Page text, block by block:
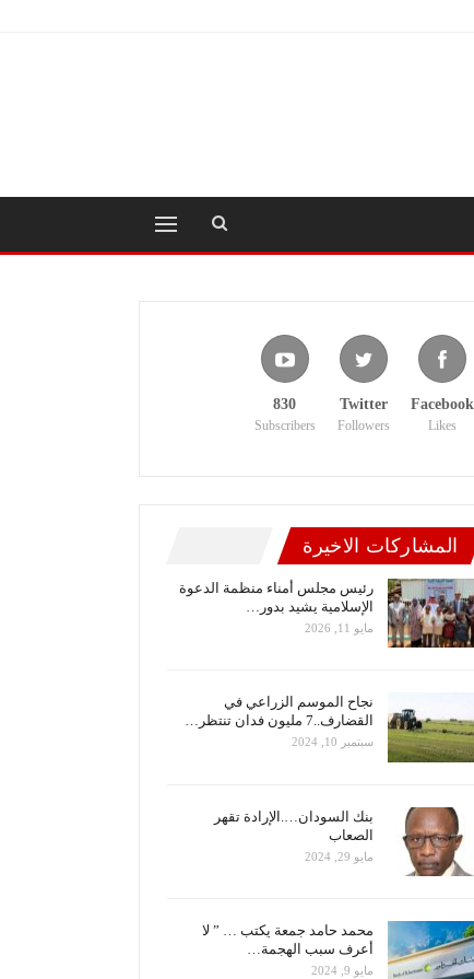
Facebook
Likes
Twitter
Followers
830
Subscribers
المشاركات الاخيرة
رئيس مجلس أمناء منظمة الدعوة
الإسلامية يشيد بدور…
مايو 11, 2026
نجاح الموسم الزراعي في
القضارف..7 مليون فدان تنتظر…
سبتمبر 10, 2024
بنك السودان….الإرادة تقهر
الصعاب
مايو 29, 2024
محمد حامد جمعة يكتب … ” لا
أعرف سبب الهجمة…
مايو 9, 2024